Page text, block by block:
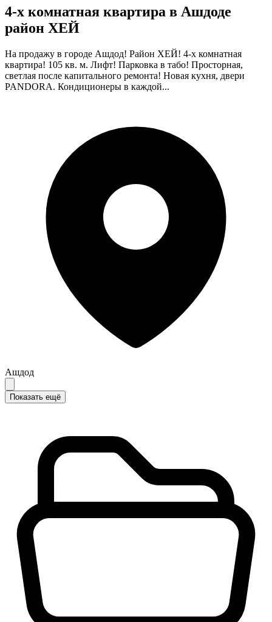
4-х комнатная квартира в Ашдоде
район ХЕЙ
На продажу в городе Ашдод! Район ХЕЙ! 4-х комнатная
квартира! 105 кв. м. Лифт! Парковка в табо! Просторная,
светлая после капитального ремонта! Новая кухня, двери
PANDORA. Кондиционеры в каждой...
Ашдод
Показать ещё